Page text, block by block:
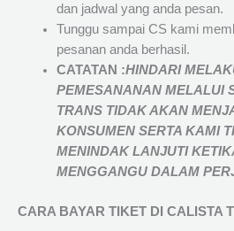
dan jadwal yang anda pesan.
Tunggu sampai CS kami
pesanan anda berhasil.
CATATAN :HINDARI
PEMESANANAN MELALUI
TRANSTIDAK AKAN
KONSUMEN SERTA KAMI
MENINDAK LANJUTI
MENGGANGU DALAM
CARA BAYAR TIKET DI CALISTA